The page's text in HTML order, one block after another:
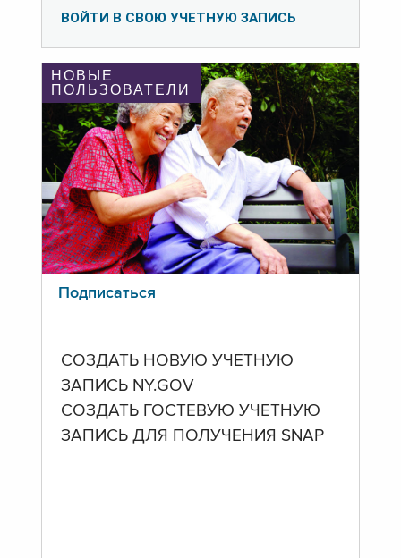
ВОЙТИ В СВОЮ УЧЕТНУЮ ЗАПИСЬ
НОВЫЕ
ПОЛЬЗОВАТЕЛИ
Подписаться
СОЗДАТЬ НОВУЮ УЧЕТНУЮ
ЗАПИСЬ NY.GOV
СОЗДАТЬ ГОСТЕВУЮ УЧЕТНУЮ
ЗАПИСЬ ДЛЯ ПОЛУЧЕНИЯ SNAP